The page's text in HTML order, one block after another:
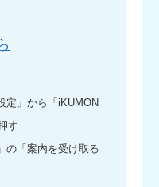
定」から「iKUMON
す
の「案内を受け取る